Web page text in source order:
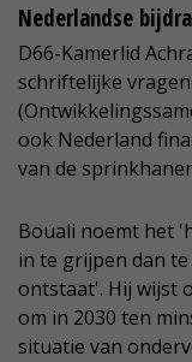
Nederlandse
D66-Kamerlid
schriftelijke
ook Nederland
van de
Bouali noemt het
in te grijpen dan
ontstaat'. Hij wijst
om in 2030 ten
situatie van